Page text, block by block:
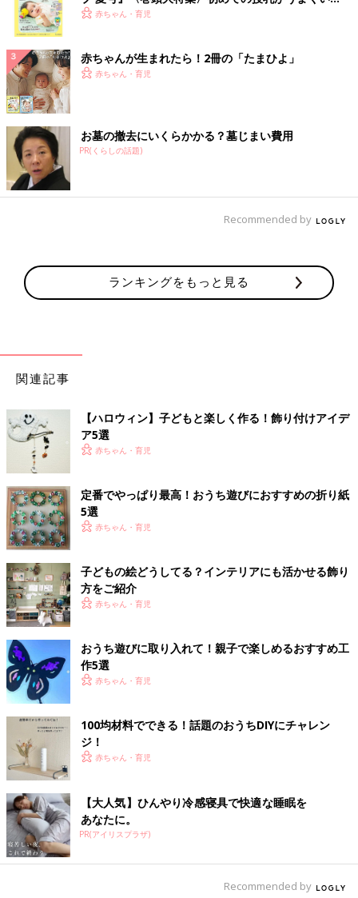
く！ おっぱい・ミルクの基本と夏のトラブル 解決テ
赤ちゃん・育児
赤ちゃんが生まれたら！2冊の「たまひよ」
赤ちゃん・育児
お墓の撤去にいくらかかる？墓じまい費用
PR(くらしの話題)
Recommended by
ランキングをもっと見る
関連記事
【ハロウィン】子どもと楽しく作る！飾り付けアイデ
ア5選
赤ちゃん・育児
定番でやっぱり最高！おうち遊びにおすすめの折り紙
5選
赤ちゃん・育児
子どもの絵どうしてる？インテリアにも活かせる飾り
方をご紹介
赤ちゃん・育児
おうち遊びに取り入れて！親子で楽しめるおすすめ工
作5選
赤ちゃん・育児
100均材料でできる！話題のおうちDIYにチャレン
ジ！
赤ちゃん・育児
【大人気】ひんやり冷感寝具で快適な睡眠を
あなたに。
PR(アイリスプラザ)
Recommended by